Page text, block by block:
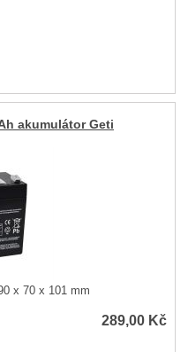
akumulátor Geti
x 70 x 101 mm
289,00 Kč